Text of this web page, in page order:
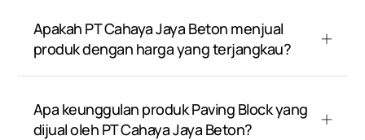
Apakah PT Cahaya Jaya Beton menjual
produk dengan harga yang terjangkau?
Apa keunggulan produk Paving Block yang
dijual oleh PT Cahaya Jaya Beton?